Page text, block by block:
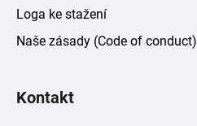
Loga ke stažení
Naše zásady (Code of conduct)
Kontakt